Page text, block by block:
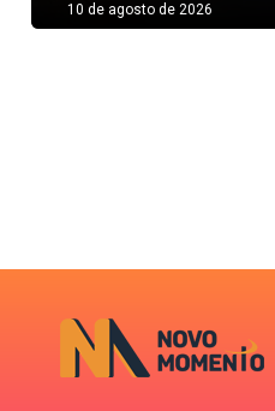
10 de agosto de 2026